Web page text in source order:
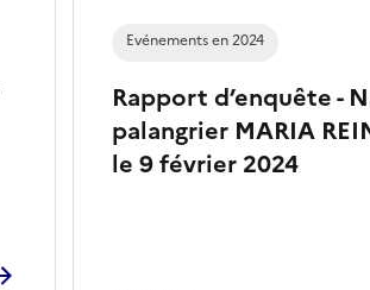
Rapport d’enquête -
palangrier MARIA
le 9 février 2024
Evénements en 2024